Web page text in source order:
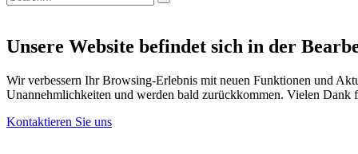
Unsere Website befindet sich in der
Wir verbessern Ihr Browsing-Erlebnis mit neuen Funktionen und
Unannehmlichkeiten und werden bald zurückkommen. Vielen Dank
Kontaktieren Sie uns